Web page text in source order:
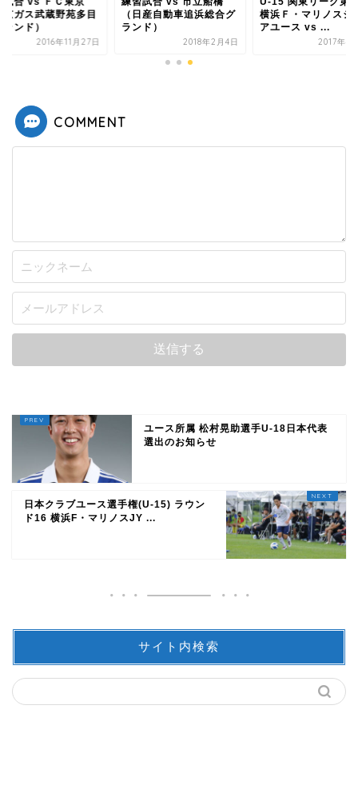
京ガス武蔵野苑多目
ンド）
2016年11月27日
（日産自動車追浜総合グ
ランド）
2018年2月4日
横浜Ｆ・マリノスジ
アユース vs ...
2017年4
COMMENT
ユース所属 松村晃助選手U-18日本代表
選出のお知らせ
日本クラブユース選手権(U-15) ラウン
ド16 横浜F・マリノスJY ...
サイト内検索